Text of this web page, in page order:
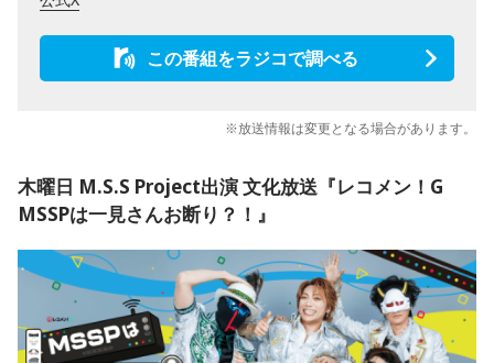
この番組をラジコで調べる
※放送情報は変更となる場合があります。
木曜日 M.S.S Project出演 文化放送『レコメン！G
MSSPは一見さんお断り？！』